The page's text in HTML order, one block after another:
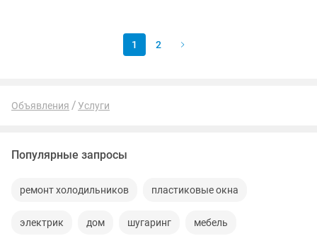
1 2
Объявления Услуги
Популярные запросы
ремонт холодильников пластиковые окна
электрик дом шугаринг мебель